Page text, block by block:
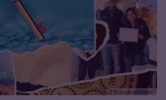
© fb kja dueren|eifel